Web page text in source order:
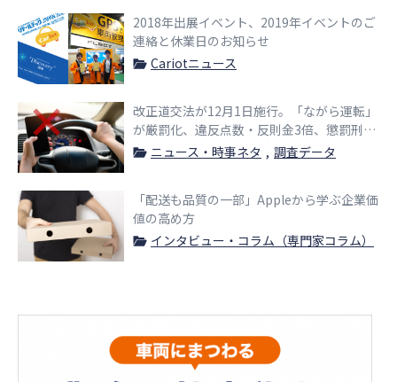
2018年出展イベント、2019年イベントのご
連絡と休業日のお知らせ
Cariotニュース
改正道交法が12月1日施行。「ながら運転」
が厳罰化、違反点数・反則金3倍、懲罰刑
も！ニュース・時事ネタ 調査データ
「配送も品質の一部」Appleから学ぶ企業価
値の高め方
インタビュー・コラム（専門家コラム）